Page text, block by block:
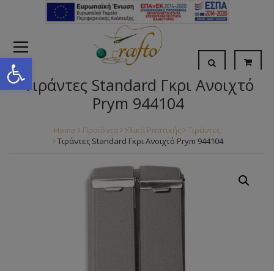
Open toolbar
Τιράντες Standard Γκρι Ανοιχτό
Prym 944104
Home Προϊόντα Υλικά Ραπτικής
Τιράντες
Τιράντες Standard Γκρι Ανοιχτό Prym 944104